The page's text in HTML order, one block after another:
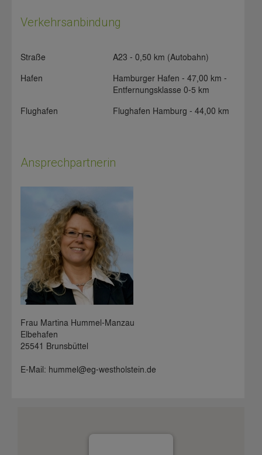
Verkehrsanbindung
Straße
A23 - 0,50 km (Autobahn)
Hafen
Hamburger Hafen - 47,00 km -
Entfernungsklasse 0-5 km
Flughafen
Flughafen Hamburg - 44,00 km
Ansprechpartnerin
Frau Martina Hummel-Manzau
Elbehafen
25541 Brunsbüttel
E-Mail: hummel@eg-westholstein.de